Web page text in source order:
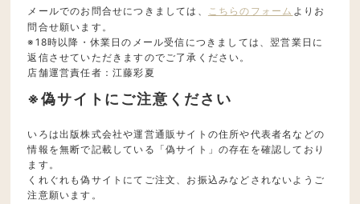
メールでのお問合せにつきましては、 こちらのフォーム よりお
問合せ願います。
※18時以降・休業日のメール受信につきましては、翌営業日に
返信させていただきますのでご了承ください。
店舗運営責任者：江藤彩夏
※偽サイトにご注意ください
いろは出版株式会社や運営通販サイトの住所や代表者名などの
情報を無断で記載している「偽サイト」の存在を確認しており
ます。
くれぐれも偽サイトにてご注文、お振込みなどされないようご
注意願います。